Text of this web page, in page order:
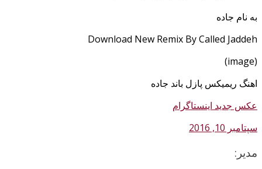
به نام جاده
Download New Remix By Called Jaddeh
(image)
اهنگ ریمیکس پازل باند جاده
عکس جدید اینستاگرام
سپتامبر 10, 2016
مدیر: